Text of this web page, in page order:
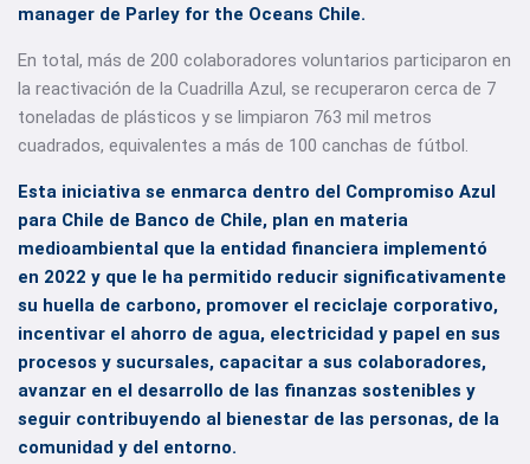
manager de Parley for the Oceans Chile.
En total, más de 200 colaboradores voluntarios participaron en
la reactivación de la Cuadrilla Azul, se recuperaron cerca de 7
toneladas de plásticos y se limpiaron 763 mil metros
cuadrados, equivalentes a más de 100 canchas de fútbol.
Esta iniciativa se enmarca dentro del Compromiso Azul
para Chile de Banco de Chile, plan en materia
medioambiental que la entidad financiera implementó
en 2022 y que le ha permitido reducir significativamente
su huella de carbono, promover el reciclaje corporativo,
incentivar el ahorro de agua, electricidad y papel en sus
procesos y sucursales, capacitar a sus colaboradores,
avanzar en el desarrollo de las finanzas sostenibles y
seguir contribuyendo al bienestar de las personas, de la
comunidad y del entorno.